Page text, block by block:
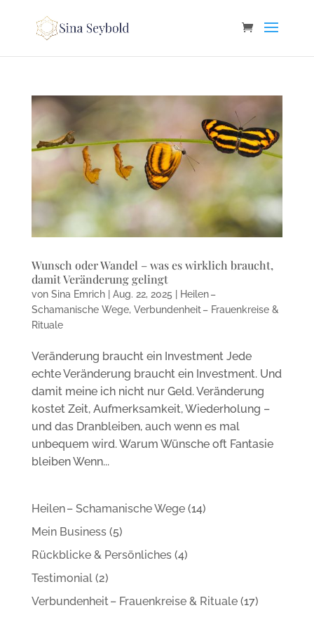
Wunsch oder Wandel – was es wirklich braucht,
damit Veränderung gelingt
von Sina Emrich| Aug. 22, 2025 | Heilen –
Schamanische Wege, Verbundenheit – Frauenkreise &
Rituale
Veränderung braucht ein Investment Jede
echte Veränderung braucht ein Investment. Und
damit meine ich nicht nur Geld. Veränderung
kostet Zeit, Aufmerksamkeit, Wiederholung –
und das Dranbleiben, auch wenn es mal
unbequem wird. Warum Wünsche oft Fantasie
bleiben Wenn...
Heilen – Schamanische Wege(14)
Mein Business(5)
Rückblicke & Persönliches(4)
Testimonial(2)
Verbundenheit – Frauenkreise & Rituale(17)